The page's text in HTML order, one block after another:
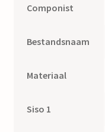
Componist
Bestandsnaam
Materiaal
Siso 1